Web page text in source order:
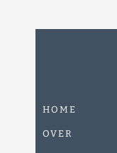
HOME
OVER